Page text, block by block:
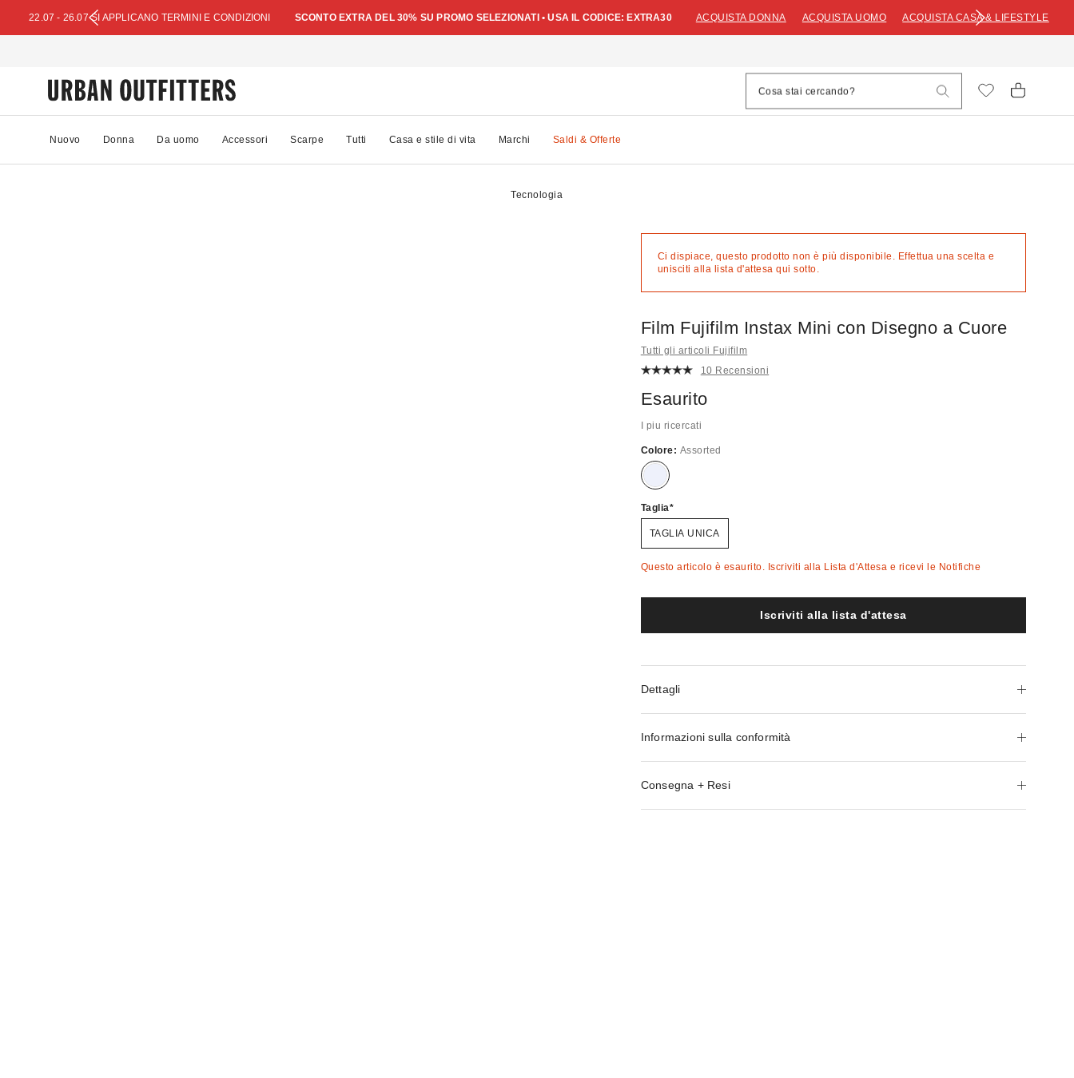
22.07 - 26.07 SI APPLICANO TERMINI E CONDIZIONI SCONTO EXTRA DEL 30% SU PROMO SELEZIONATI • USA IL CODICE: EXTRA30 ACQUISTA DONNA ACQUISTA UOMO ACQUISTA CASA & LIFESTYLE
Nuovo Donna Da uomo Accessori Scarpe Tutti Casa e stile di vita Marchi Saldi & Offerte
Tecnologia
Ci dispiace, questo prodotto non è più disponibile. Effettua una scelta e
unisciti alla lista d'attesa qui sotto.
Film Fujifilm Instax Mini con Disegno a Cuore
Tutti gli articoli Fujifilm
10 Recensioni
Esaurito
I piu ricercati
Colore: Assorted
Esaurito!
Taglia
TAGLIA UNICA
Questo articolo è esaurito. Iscriviti alla Lista d'Attesa e ricevi le Notifiche
Iscriviti alla lista d'attesa
Dettagli
Informazioni sulla conformità
Consegna + Resi